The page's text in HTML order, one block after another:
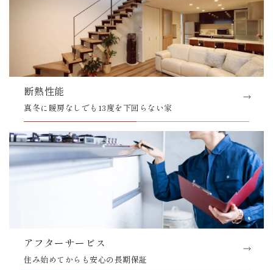
断熱性能
真冬に暖房なしでも13度を下回らない家
アフターサービス
住み始めてからも安心の長期保証